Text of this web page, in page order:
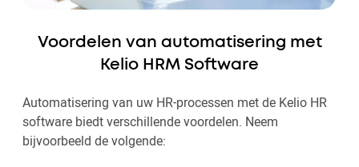
Voordelen van automatisering met
Kelio HRM Software
Automatisering van uw HR-processen met de Kelio HR
software biedt verschillende voordelen. Neem
bijvoorbeeld de volgende: